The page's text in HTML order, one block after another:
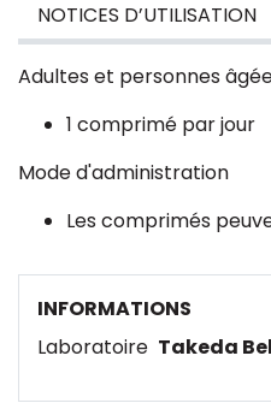
NOTICES D’UTILISATION
Adultes et personnes
1 comprimé par jour
Mode d'administration
Les comprimés
INFORMATIONS
Laboratoire Takeda